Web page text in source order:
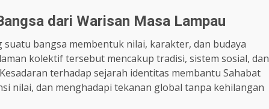
dari Warisan Masa Lampau
bangsa membentuk nilai, karakter, dan budaya
kolektif tersebut mencakup tradisi, sistem sosial, dan
terhadap sejarah identitas membantu Sahabat
nilai, dan menghadapi tekanan global tanpa kehilangan